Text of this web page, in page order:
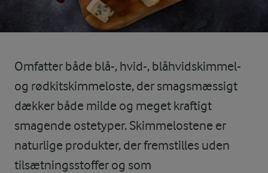
Omfatter både blå-, hvid-, blåhvidskimmel-
og rødkitskimmeloste, der smagsmæssigt
dækker både milde og meget kraftigt
smagende ostetyper. Skimmelostene er
naturlige produkter, der fremstilles uden
tilsætningsstoffer og som